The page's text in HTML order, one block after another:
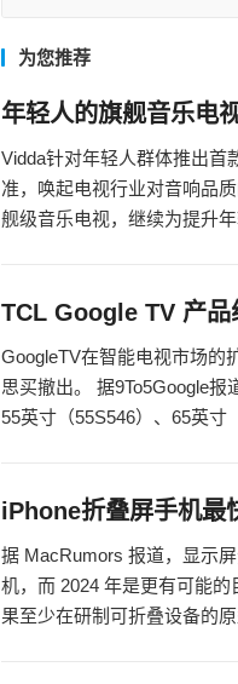
为您推荐
年轻人的旗舰音乐电
Vidda针对年轻人群体推出首
准，唤起电视行业对音响品
舰级音乐电视，继续为提升
TCL Google TV 产品
GoogleTV在智能电视市场的
思买撤出。 据9To5Google报
55英寸（55S546）、65英寸
iPhone折叠屏手机最
据 MacRumors 报道，显示
机，而 2024 年是更有可能
果至少在研制可折叠设备的